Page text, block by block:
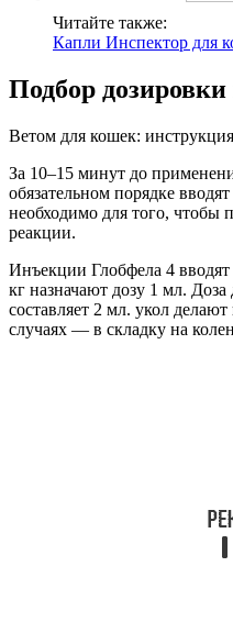
Читайте также:
Капли Инспектор для
Подбор
Ветом для кошек:
За 10–15 минут до
обязательном порядке
необходимо для того, чтобы
реакции.
Инъекции Глобфела 4
кг назначают дозу 1 мл.
составляет 2 мл. укол
случаях — в складку на